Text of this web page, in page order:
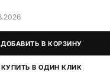
ДОБАВИТЬ В КОРЗИНУ
КУПИТЬ В ОДИН КЛИК